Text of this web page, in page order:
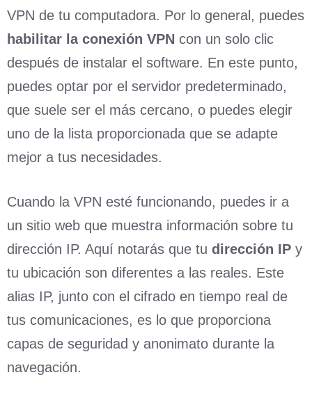
VPN de tu computadora. Por lo general, puedes
habilitar la conexión VPN con un solo clic
después de instalar el software. En este punto,
puedes optar por el servidor predeterminado,
que suele ser el más cercano, o puedes elegir
uno de la lista proporcionada que se adapte
mejor a tus necesidades.
Cuando la VPN esté funcionando, puedes ir a
un sitio web que muestra información sobre tu
dirección IP. Aquí notarás que tu dirección IP y
tu ubicación son diferentes a las reales. Este
alias IP, junto con el cifrado en tiempo real de
tus comunicaciones, es lo que proporciona
capas de seguridad y anonimato durante la
navegación.